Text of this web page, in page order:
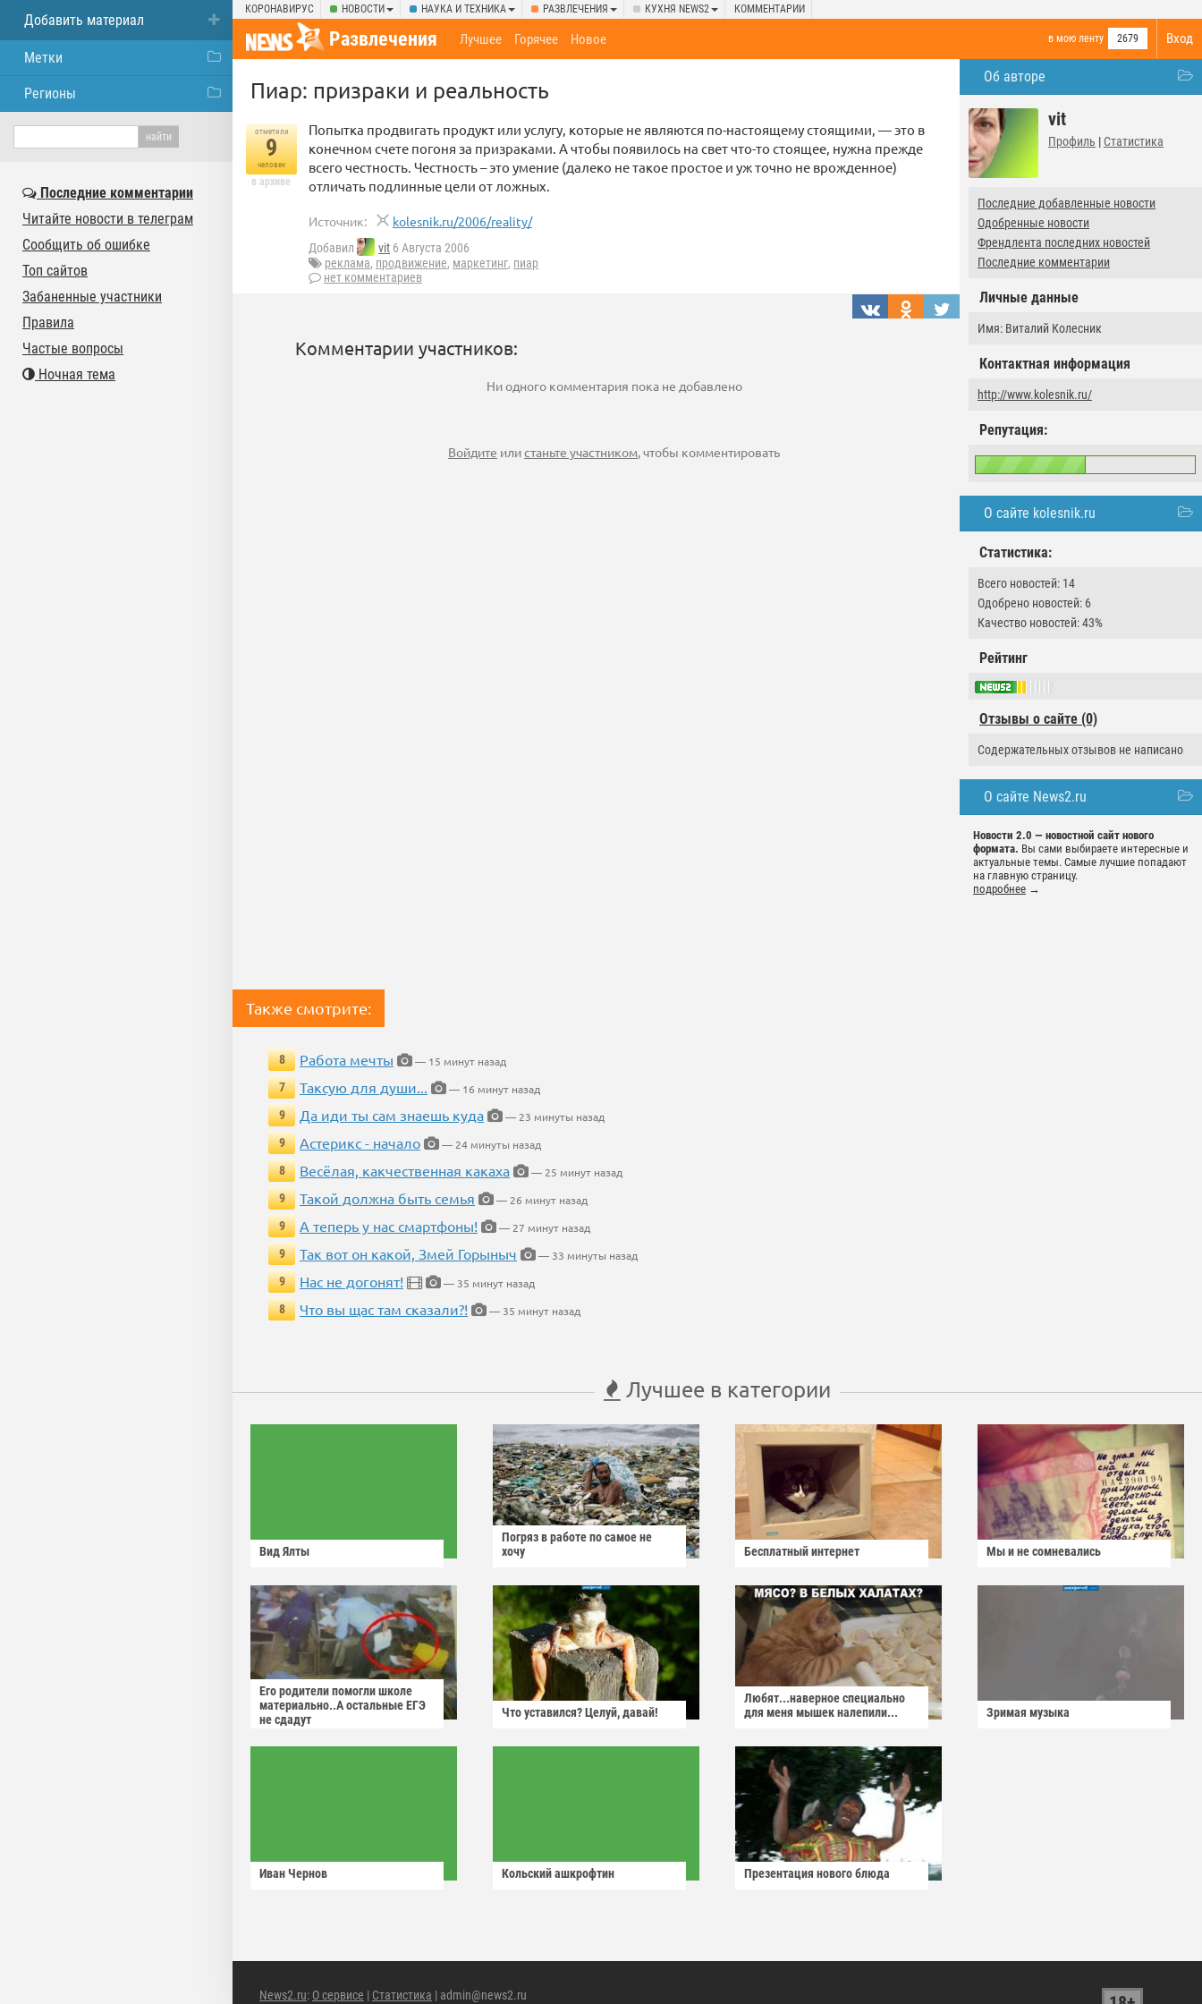
КОРОНАВИРУС НОВОСТИ НАУКА И ТЕХНИКА РАЗВЛЕЧЕНИЯ КУХНЯ NEWS2 КОММЕНТАРИИ
Вход
Развлечения в мою ленту 2679
Лучшее Горячее Новое
Об авторе
vit
Профиль | Статистика
Последние добавленные новости
Одобренные новости
Френдлента последних новостей
Последние комментарии
Личные данные
Имя: Виталий Колесник
Контактная информация
http://www.kolesnik.ru/
Репутация:
О сайте kolesnik.ru
Статистика:
Всего новостей: 14
Одобрено новостей: 6
Качество новостей: 43%
Рейтинг
Отзывы о сайте (0)
Содержательных отзывов не написано
О сайте News2.ru
Новости 2.0 — новостной сайт нового
формата. Вы сами выбираете интересные и
актуальные темы. Самые лучшие попадают
на главную страницу.
подробнее →
Пиар: призраки и реальность
отметили
9
человек
в архиве
Попытка продвигать продукт или услугу, которые не являются по-настоящему стоящими, — это в
конечном счете погоня за призраками. А чтобы появилось на свет что-то стоящее, нужна прежде
всего честность. Честность – это умение (далеко не такое простое и уж точно не врожденное)
отличать подлинные цели от ложных.
Источник: kolesnik.ru/2006/reality/
Добавил vit 6 Августа 2006
реклама, продвижение, маркетинг, пиар
нет комментариев
Комментарии участников:
Ни одного комментария пока не добавлено
Войдите илистаньте участником, чтобы комментировать
Также смотрите:
8 Работа мечты
— 15 минут назад
7
Таксую для души...
— 16 минут назад
9
Да иди ты сам знаешь куда
— 23 минуты назад
9
Астерикс - начало
— 24 минуты назад
8
Весёлая, какчественная какаха
— 25 минут назад
9
Такой должна быть семья
— 26 минут назад
9
А теперь у нас смартфоны!
— 27 минут назад
9
Так вот он какой, Змей Горыныч
— 33 минуты назад
9
Нас не догонят!
— 35 минут назад
8
Что вы щас там сказали?! — 35 минут назад
Лучшее в категории
Вид Ялты
Погряз в работе по самое не
хочу
Бесплатный интернет Мы и не сомневались
Его родители помогли школе
материально..А остальные ЕГЭ
не сдадут
Что уставился? Целуй, давай!
Любят...наверное специально
для меня мышек налепили...
Зримая музыка
Иван Чернов Кольский ашкрофтин Презентация нового блюда
News2.ru: О сервисе | Статистика | admin@news2.ru
Добавить материал
Метки
Регионы
Последние комментарии
Читайте новости в телеграм
Сообщить об ошибке
Топ сайтов
Забаненные участники
Правила
Частые вопросы
Ночная тема